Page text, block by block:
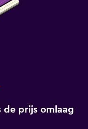
de prijs omlaag